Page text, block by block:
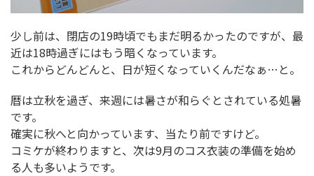
少し前は、閉店の19時頃でもまだ明るかったのですが、最
近は18時過ぎにはもう暗くなっています。
これからどんどんと、日が短くなっていくんだなぁ…と。
暦は立秋を過ぎ、来週には暑さが和らぐとされている処暑
です。
確実に秋へと向かっています、当たり前ですけど。
コミケが終わりますと、次は9月のコス衣装の準備を始め
る人も多いようです。